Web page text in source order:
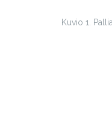
Kuvio 1.